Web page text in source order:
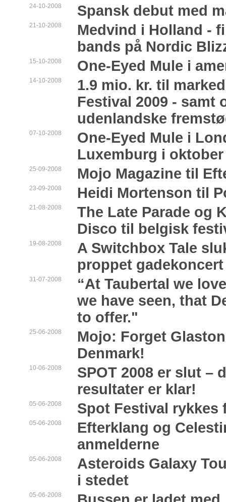
24-10-2008 Spansk debut med
21-10-2008
Medvind i Holland -
bands på Nordic
15-10-2008 One-Eyed Mule i
14-10-2008
1.9 mio. kr. til
Festival 2009 - samt
udenlandske
07-10-2008
One-Eyed Mule i
Luxemburg i oktober
25-09-2008 Mojo Magazine til
23-09-2008 Heidi Mortenson til
21-08-2008
The Late Parade og
Disco til belgisk
19-08-2008
A Switchbox Tale
proppet gadekoncert
31-07-2008
“At Taubertal we
we have seen, that
to offer."
25-06-2008
Mojo: Forget
Denmark!
10-06-2008
SPOT 2008 er slut –
resultater er klar!
05-06-2008 Spot Festival rykkes
05-06-2008
Efterklang og
anmelderne
05-06-2008
Asteroids Galaxy
i stedet
05-06-2008